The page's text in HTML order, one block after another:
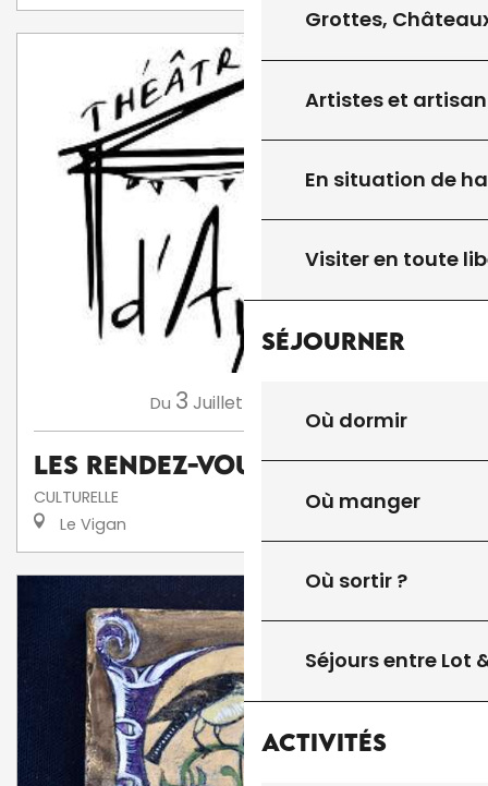
Grottes,
Artistes et
En situation de
Visiter en toute
Séjourner
Où dormir
Où manger
Où sortir ?
Séjours entre Lot
Activités
Du 3 Juillet
Les Rendez-Vous d'Aymare
CULTURELLE
Le Vigan